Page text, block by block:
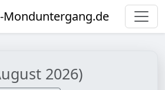
2026)